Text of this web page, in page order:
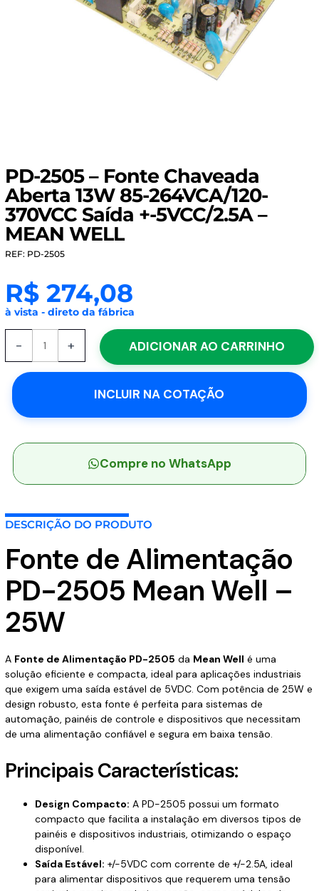
PD-2505 – Fonte Chaveada
Aberta 13W 85-264VCA/120-
370VCC Saída +-5VCC/2.5A –
MEAN WELL
REF: PD-2505
R$274,08
à vista - direto da fábrica
-
Fonte
Chaveada
Aberta
85-
370VCC
-
WELL
quantidade
+ ADICIONAR AO CARRINHO
INCLUIR NA COTAÇÃO
Compre no WhatsApp
DESCRIÇÃO DO PRODUTO
Fonte de Alimentação
PD-2505 Mean Well –
25W
A Fonte de Alimentação PD-2505 da Mean Well é uma
solução eficiente e compacta, ideal para aplicações industriais
que exigem uma saída estável de 5VDC. Com potência de 25W e
design robusto, esta fonte é perfeita para sistemas de
automação, painéis de controle e dispositivos que necessitam
de uma alimentação confiável e segura em baixa tensão.
Principais Características:
Design Compacto: A PD-2505 possui um formato
compacto que facilita a instalação em diversos tipos de
painéis e dispositivos industriais, otimizando o espaço
disponível.
Saída Estável: +/-5VDC com corrente de +/-2.5A, ideal
para alimentar dispositivos que requerem uma tensão